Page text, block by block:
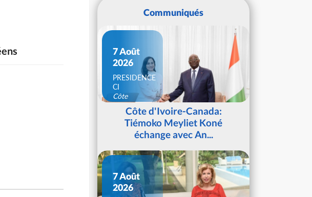
Communiqués
7 Août
2026
PRESIDENCE
CI
Côte
d'IvoireCôte d'Ivoire-Canada:
Tiémoko Meyliet Koné
échange avec An...
7 Août
2026